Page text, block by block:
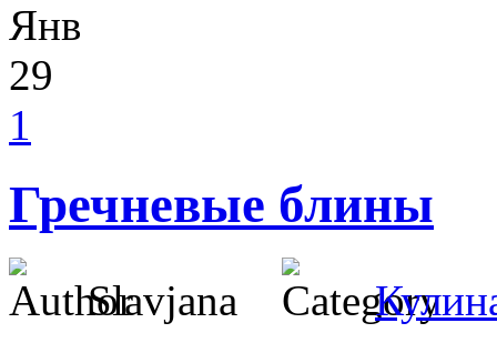
Янв
29
1
Гречневые блины
Slavjana